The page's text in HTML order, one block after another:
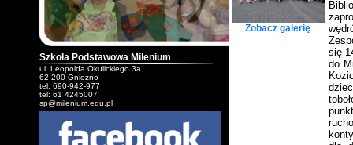
Szkoła Podstawowa Milenium
ul. Leopolda Okulickiego 3a
62-200 Gniezno
tel: 690-942-977
tel: 61 4245007
sp@milenium.edu.pl
Zobacz galerię
się
do